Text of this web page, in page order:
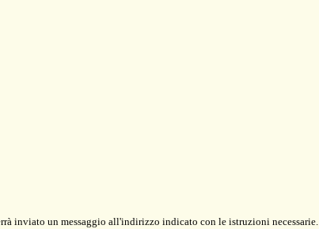
inviato un messaggio all'indirizzo indicato con le istruzioni necessarie.